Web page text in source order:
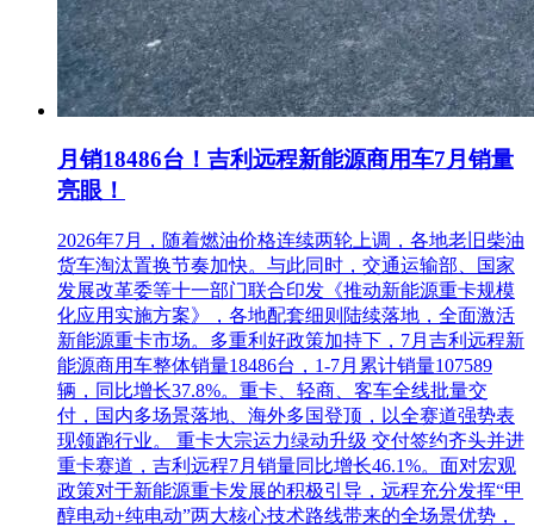
需要提供)；
2.法定代表人资格证明书原件；
3.法定代表人授权书原件；
4.非外资独资企业或外资控股企业的书面声明(企业提供，事
业单位、军队单位不需要提供)；
6.未被“信用中国”网站列入失信被执行人、重大税收违法案件
当事人名单，未被列入政府采购严重失信行为记录名单，未被
列入军队供应商暂停名单，未在军队采购供应商失信名单禁入
处罚期内的承诺书；
7.本项目特定资质材料:具有有效期内的道路客运经营许可证。
(四)申领方式
采取网上发送方式。投标人采取发送电子邮件方式递交报名资
料，邮件主题：项目名称+项目编号+公司名称；邮件内容：
列明公司名称、法定代表人或授权代表人姓名及联系方式；邮
月销18486台！吉利远程新能源商用车7月销量
亮眼！
2026年7月，随着燃油价格连续两轮上调，各地老旧柴油
货车淘汰置换节奏加快。与此同时，交通运输部、国家
发展改革委等十一部门联合印发《推动新能源重卡规模
化应用实施方案》，各地配套细则陆续落地，全面激活
新能源重卡市场。多重利好政策加持下，7月吉利远程新
能源商用车整体销量18486台，1-7月累计销量107589
辆，同比增长37.8%。重卡、轻商、客车全线批量交
付，国内多场景落地、海外多国登顶，以全赛道强势表
现领跑行业。 重卡大宗运力绿动升级 交付签约齐头并进
重卡赛道，吉利远程7月销量同比增长46.1%。面对宏观
政策对于新能源重卡发展的积极引导，远程充分发挥“甲
醇电动+纯电动”两大核心技术路线带来的全场景优势，